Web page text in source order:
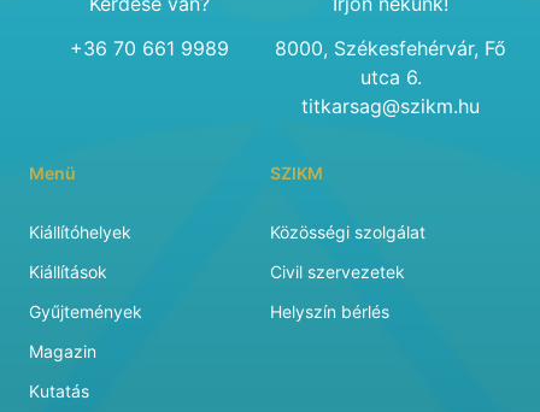
+36 70 661 9989
8000, Székesfehérvár, Fő
utca 6.
titkarsag@szikm.hu
Menü
Kiállítóhelyek
Kiállítások
Gyűjtemények
Magazin
Kutatás
SZIKM
Közösségi szolgálat
Civil szervezetek
Helyszín bérlés